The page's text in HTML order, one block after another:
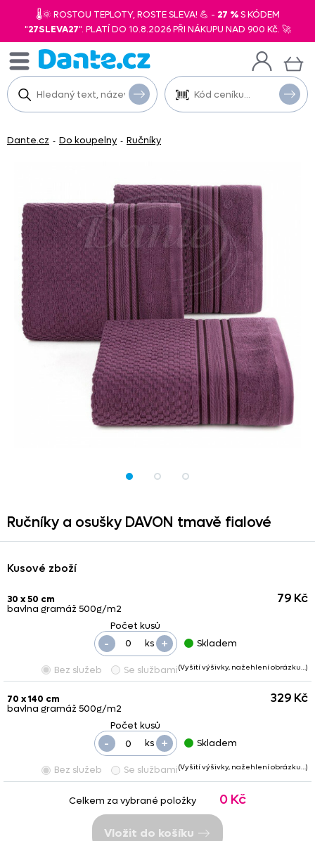
🌡️🌞 ROSTOU TEPLOTY, ROSTE SLEVA! 💪 - 27 %S KÓDEM
"27SLEVA27". PLATÍ DO 10.8.2026 PŘI NÁKUPU NAD 900 Kč. 🚀
Dante.cz - Do koupelny - Ručníky
Ručníky a osušky DAVON tmavě fialové
Kusové zboží
30 x 50 cm
bavlna gramáž 500g/m2
ks +
-
79 Kč
Skladem
Bez služeb Se službami(Vyšití výšivky, nažehlení obrázku…)
70 x 140 cm
bavlna gramáž 500g/m2
ks +
-
329 Kč
Skladem
Bez služeb Se službami(Vyšití výšivky, nažehlení obrázku…)
Celkem za vybrané položky 0 Kč
Vložit do košíku